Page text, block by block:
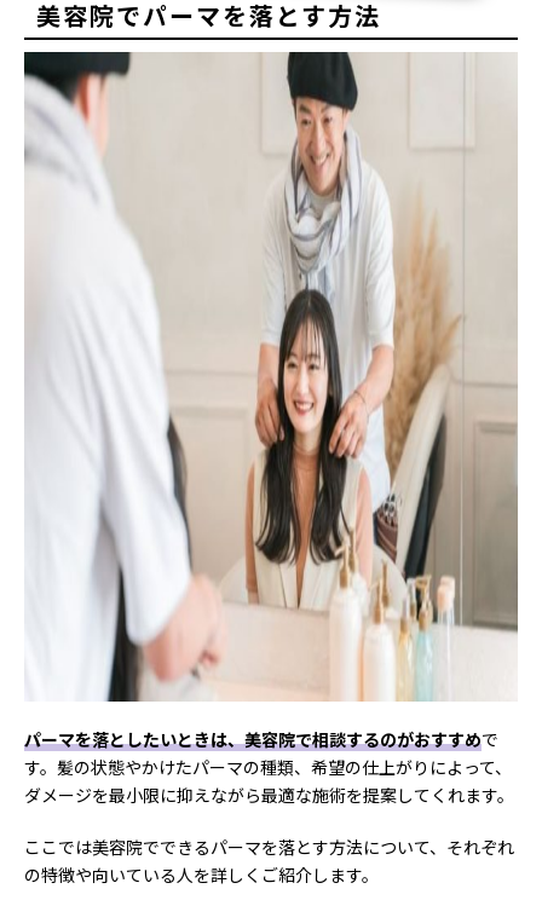
かけ直したいときの対処法から美容院でお願いするときの注
意点、パーマを失敗しないためのポ...
美容院でパーマを落とす方法
パーマを落としたいときは、美容院で相談するのがおすすめで
す。髪の状態やかけたパーマの種類、希望の仕上がりによって、
ダメージを最小限に抑えながら最適な施術を提案してくれます。
ここでは美容院でできるパーマを落とす方法について、それぞれ
の特徴や向いている人を詳しくご紹介します。